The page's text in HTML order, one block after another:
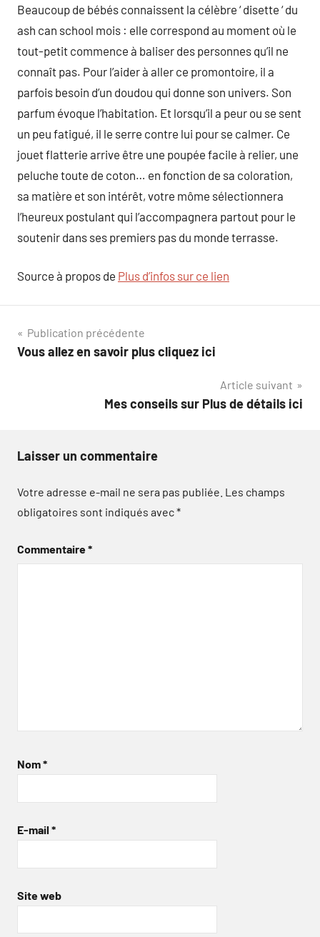
Beaucoup de bébés connaissent la célèbre ‘ disette ‘ du
ash can school mois : elle correspond au moment où le
tout-petit commence à baliser des personnes qu’il ne
connaît pas. Pour l’aider à aller ce promontoire, il a
parfois besoin d’un doudou qui donne son univers. Son
parfum évoque l’habitation. Et lorsqu’il a peur ou se sent
un peu fatigué, il le serre contre lui pour se calmer. Ce
jouet flatterie arrive être une poupée facile à relier, une
peluche toute de coton… en fonction de sa coloration,
sa matière et son intérêt, votre môme sélectionnera
l’heureux postulant qui l’accompagnera partout pour le
soutenir dans ses premiers pas du monde terrasse.
Source à propos de Plus d’infos sur ce lien
Navigation
de
Publication précédente
Vous allez en savoir plus cliquez ici
Article suivant
Mes conseils sur Plus de détails ici
Laisser un commentaire
Votre adresse e-mail ne sera pas publiée. Les champs
obligatoires sont indiqués avec*
Commentaire*
Nom*
E-mail *
Site web